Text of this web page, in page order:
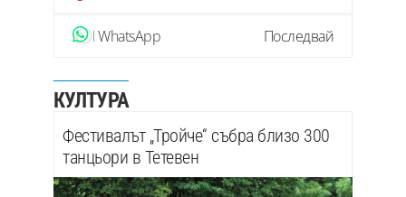
WhatsApp Последвай
КУЛТУРА
Фестивалът „Тройче“ събра близо 300
танцьори в Тетевен